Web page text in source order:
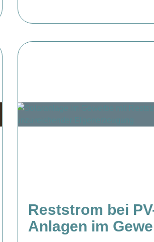
Reststrom bei
Anlagen im